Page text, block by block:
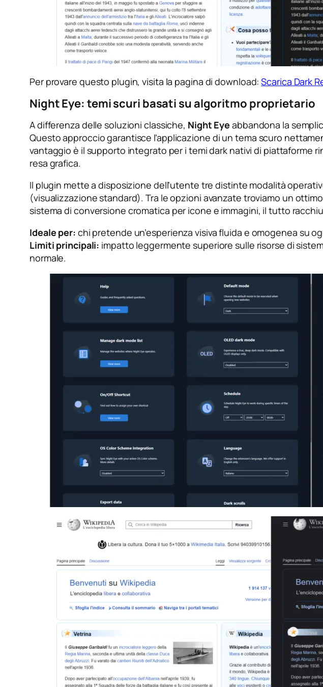
Per provare questo plugin, visita la pagina di download:Scarica Dark
Night Eye: temi scuri basati su algoritmo proprietario
A differenza delle soluzioni classiche, Night Eye abbandona la
Questo approccio garantisce l’applicazione di un tema scuro
vantaggio è il supporto integrato per i temi dark nativi di piattaforme
resa grafica.
Il plugin mette a disposizione dell’utente tre distinte modalità
(visualizzazione standard). Tra le opzioni avanzate troviamo un ottimo
sistema di conversione cromatica per icone e immagini, il tutto
Ideale per: chi pretende un’esperienza visiva fluida e omogenea su
Limiti principali: impatto leggermente superiore sulle risorse di
normale.